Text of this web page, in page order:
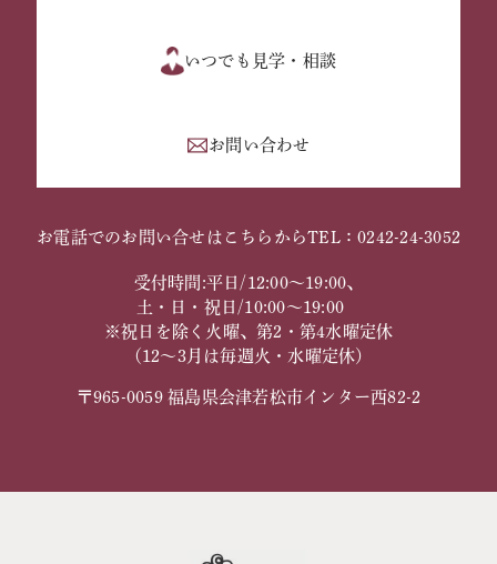
いつでも見学・相談
お問い合わせ
お電話でのお問い合せはこちらからTEL：0242-24-3052
受付時間:平日/12:00～19:00、
土・日・祝日/10:00～19:00
※祝日を除く火曜、第2・第4水曜定休
（12～3月は毎週火・水曜定休）
〒965-0059 福島県会津若松市インター西82-2